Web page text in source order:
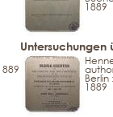
1889
Untersuchungen
1889